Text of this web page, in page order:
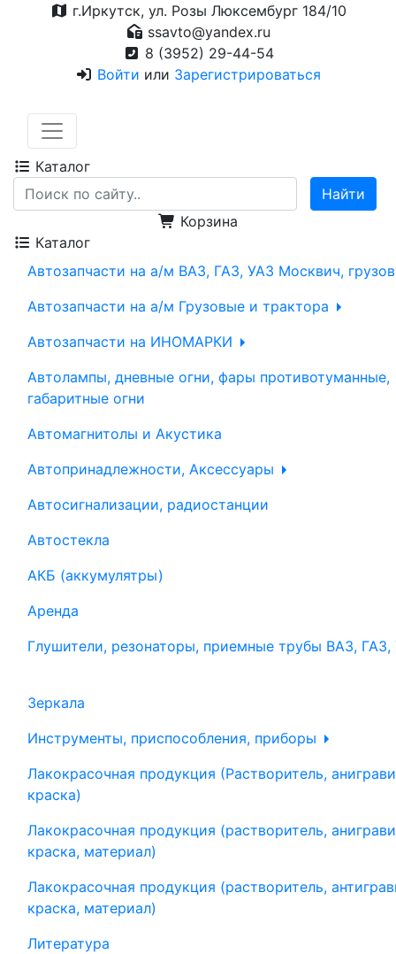
г.Иркутск, ул. Розы Люксембург 184/10
ssavto@yandex.ru
8 (3952) 29-44-54
Войти или Зарегистрироваться
Каталог
Корзина
Каталог
Автозапчасти на а/м ВАЗ, ГАЗ, УАЗ Москвич,
Автозапчасти на а/м Грузовые и трактора
Автозапчасти на ИНОМАРКИ
Автолампы, дневные огни, фары противотуманные,
габаритные огни
Автомагнитолы и Акустика
Автопринадлежности, Аксессуары
Автосигнализации, радиостанции
Автостекла
АКБ (аккумулятры)
Аренда
Глушители, резонаторы, приемные трубы ВАЗ, ГАЗ,
Зеркала
Инструменты, приспособления, приборы
Лакокрасочная продукция (Растворитель,
краска)
Лакокрасочная продукция (растворитель,
краска, материал)
Лакокрасочная продукция (растворитель,
краска, материал)
Литература